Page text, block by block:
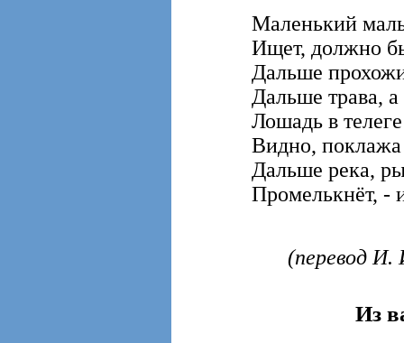
Маленький
Ищет, должно
Дальше
Дальше трава, а
Лошадь в
Видно, поклажа
Дальше река,
Промелькнёт, -
(перевод И.
Из